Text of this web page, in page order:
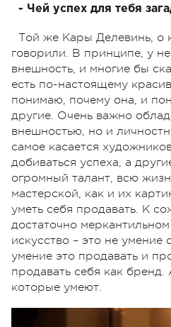
- Чей успех для тебя
Той же Кары Делевинь, о
говорили. В принципе, у
внешность, и многие бы
есть по-настоящему
понимаю, почему она, и
другие. Очень важно
внешностью, но и
самое касается
добиваться успеха, а
огромный талант, всю
мастерской, как и их
уметь себя продавать. К
достаточно
искусство – это не умение
умение это продавать и
продавать себя как бренд.
которые умеют.